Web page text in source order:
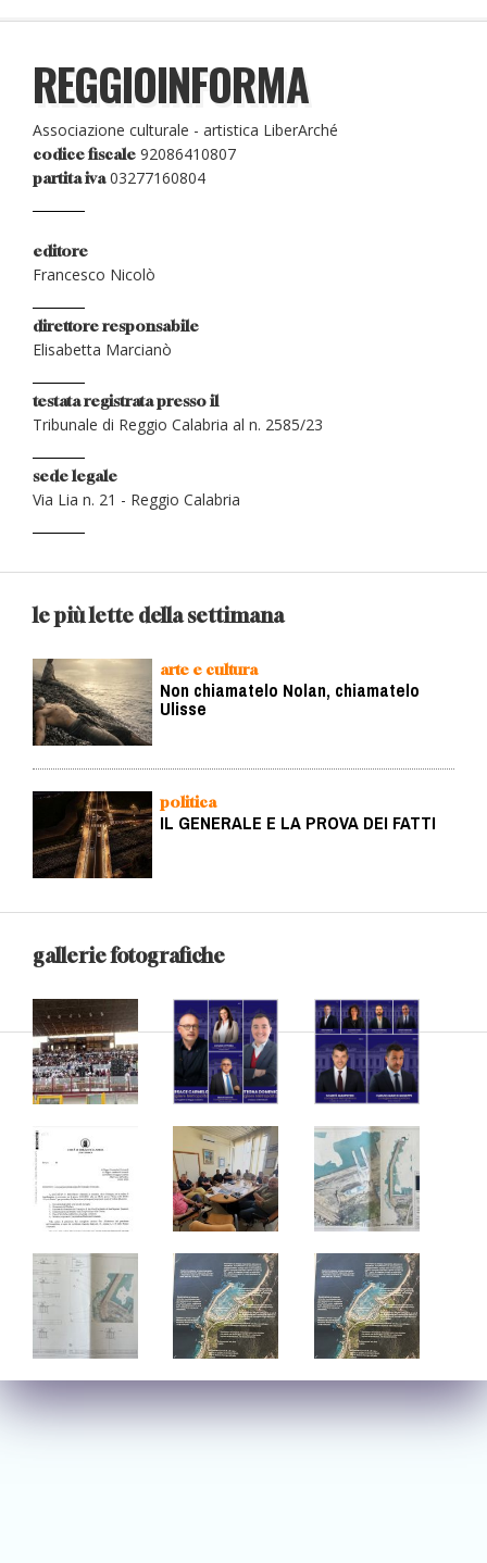
REGGIOINFORMA
Associazione culturale - artistica LiberArché
codice fiscale 92086410807
partita iva03277160804
editore
Francesco Nicolò
direttore responsabile
Elisabetta Marcianò
testata registrata presso il
Tribunale di Reggio Calabria al n. 2585/23
sede legale
Via Lia n. 21 - Reggio Calabria
le più lette della settimana
arte e cultura
Non chiamatelo Nolan, chiamatelo
Ulisse
politica
IL GENERALE E LA PROVA DEI FATTI
gallerie fotografiche